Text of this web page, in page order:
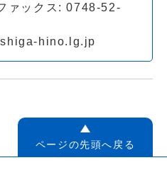
ァックス: 0748-52-
hino.lg.jp
ページの先頭へ戻る